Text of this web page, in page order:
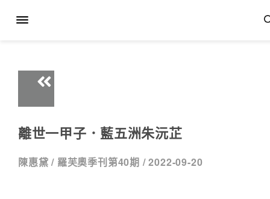
離世一甲子．藍五洲朱沅芷
陳惠黛 / 羅芙奧季刊第40期 /2022-09-20